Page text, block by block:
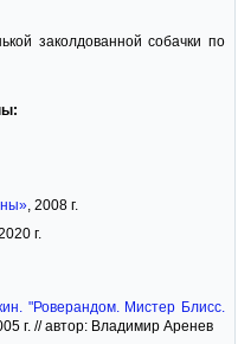
заколдованной собачки по
, 2008 г.
г.
"Роверандом. Мистер Блисс.
г. // автор: Владимир Аренев